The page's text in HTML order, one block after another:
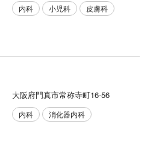
内科 小児科 皮膚科
大阪府門真市常称寺町16-56
内科 消化器内科